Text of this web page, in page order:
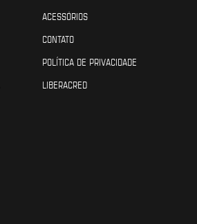
ACESSÓRIOS
CONTATO
POLÍTICA DE PRIVACIDADE
LIBERACRED